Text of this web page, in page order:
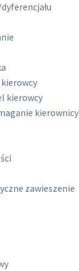
kierowcy
kierownicy
zawieszenie